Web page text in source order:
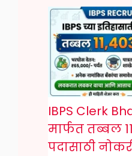
IBPS Clerk
मार्फत तब्बल
पदासाठी